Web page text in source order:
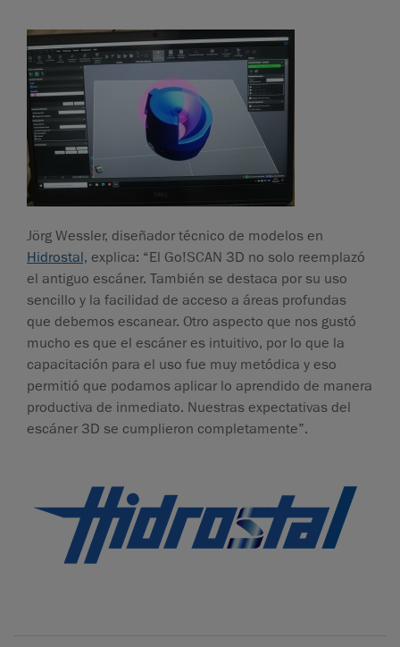
Jörg Wessler, diseñador técnico de modelos en
Hidrostal, explica: “El Go!SCAN 3D no solo reemplazó
el antiguo escáner. También se destaca por su uso
sencillo y la facilidad de acceso a áreas profundas
que debemos escanear. Otro aspecto que nos gustó
mucho es que el escáner es intuitivo, por lo que la
capacitación para el uso fue muy metódica y eso
permitió que podamos aplicar lo aprendido de manera
productiva de inmediato. Nuestras expectativas del
escáner 3D se cumplieron completamente”.